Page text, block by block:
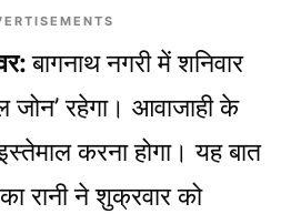
बागनाथ नगरी में शनिवार
जोन’ रहेगा। आवाजाही के
करना होगा। यह बात
रानी ने शुक्रवार को